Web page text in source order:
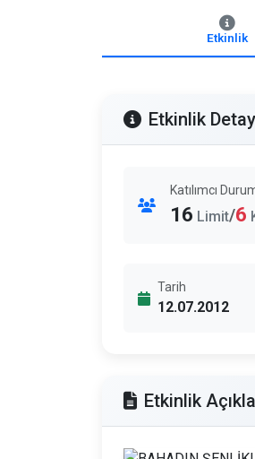
Etkinlik
Etkinlik
Katılımcı
16 Limit/6
Tarih
12.07.2012
Etkinlik